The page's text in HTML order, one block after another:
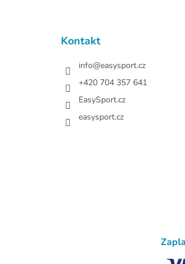
Kontakt
info@easysport.cz
+420 704 357 641
EasySport.cz
easysport.cz